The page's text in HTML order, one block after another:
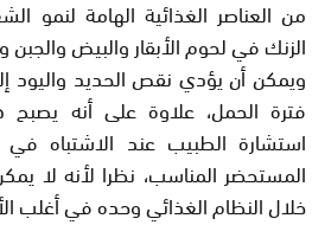
من العناصر الغذائية الهامة لنمو
الزنك في لحوم الأبقار والبيض والجبن
ويمكن أن يؤدي نقص الحديد واليود
فترة الحمل، علاوة على أنه
استشارة الطبيب عند الاشتباه
المستحضر المناسب، نظرا لأنه لا
خلال النظام الغذائي وحده في أغلب